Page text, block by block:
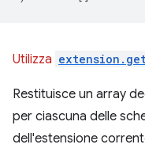
Utilizza
Restituisce un array
per ciascuna delle
dell'estensione